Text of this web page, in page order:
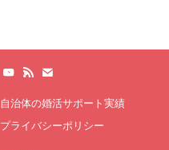
自治体の婚活サポート実績
プライバシーポリシー